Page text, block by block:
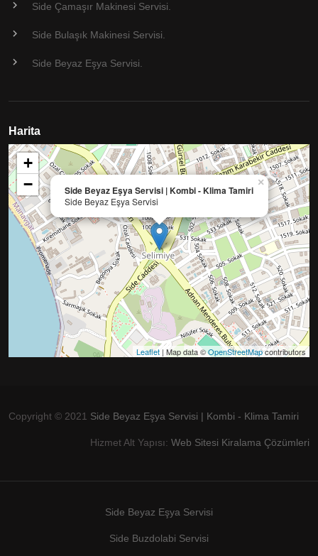
Side Çamaşır Makinesi Servisi.
Side Bulaşık Makinesi Servisi.
Side Beyaz Eşya Servisi.
Harita
Side Beyaz Eşya Servisi | Kombi - Klima Tamiri
Side Beyaz Eşya Servisi
×
+
−
Leaflet | Map data ©OpenStreetMapcontributors
Copyright © 2021 Side Beyaz Eşya Servisi | Kombi - Klima Tamiri
Hizmet Alt Yapısı: Web Sitesi Kiralama Çözümleri
Side Beyaz Eşya Servisi
Side Buzdolabi Servisi